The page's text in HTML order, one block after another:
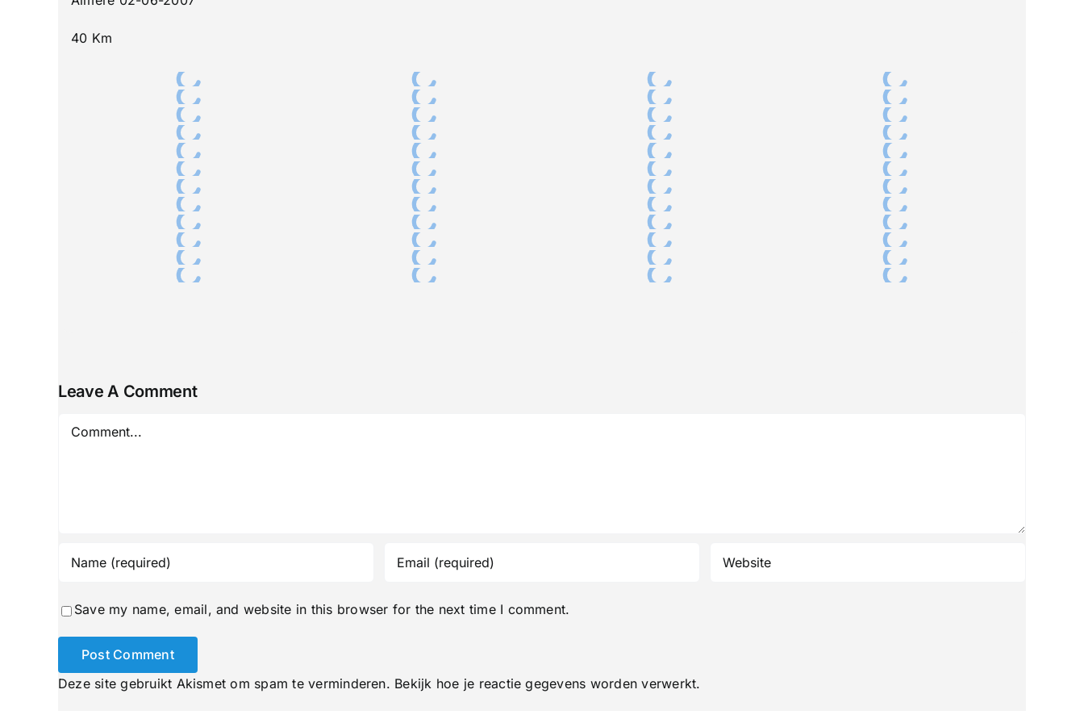
40 Km
Leave A Comment
Comment
Save my name, email, and website in this browser for the next time I comment.
Deze site gebruikt Akismet om spam te verminderen. Bekijk hoe je reactie gegevens worden verwerkt.